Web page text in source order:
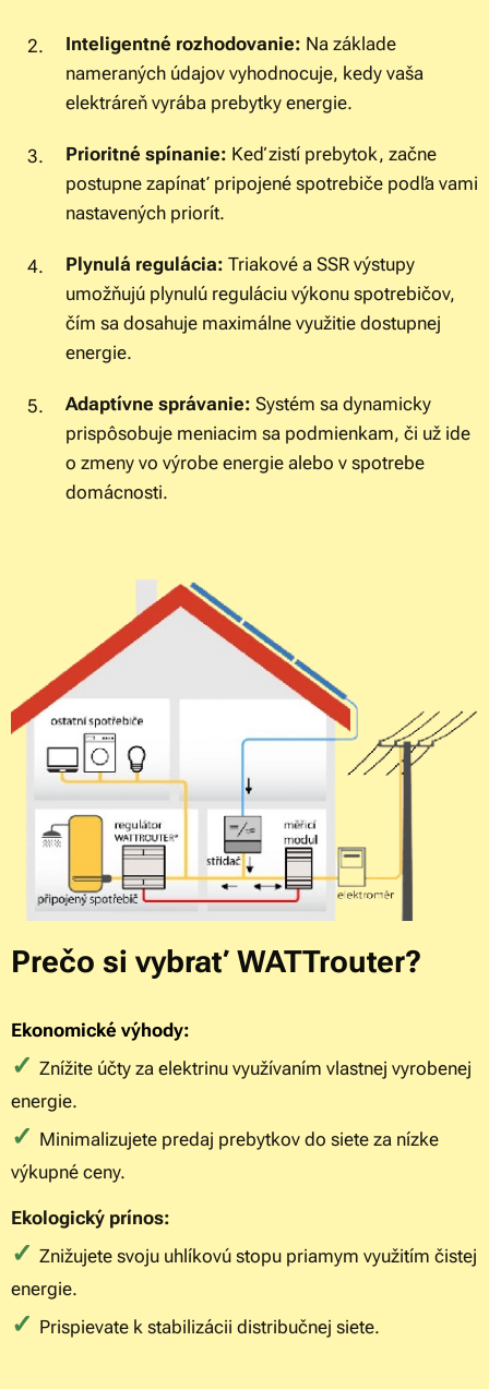
Inteligentné rozhodovanie: Na základe
nameraných údajov vyhodnocuje, kedy vaša
elektráreň vyrába prebytky energie.
Prioritné spínanie: Keď zistí prebytok, začne
postupne zapínať pripojené spotrebiče podľa vami
nastavených priorít.
Plynulá regulácia: Triakové a SSR výstupy
umožňujú plynulú reguláciu výkonu spotrebičov,
čím sa dosahuje maximálne využitie dostupnej
energie.
Adaptívne správanie: Systém sa dynamicky
prispôsobuje meniacim sa podmienkam, či už ide
o zmeny vo výrobe energie alebo v spotrebe
domácnosti.
Prečo si vybrať WATTrouter?
Ekonomické výhody:
✓ Znížite účty za elektrinu využívaním vlastnej vyrobenej
energie.
✓ Minimalizujete predaj prebytkov do siete za nízke
výkupné ceny.
Ekologický prínos:
✓ Znižujete svoju uhlíkovú stopu priamym využitím čistej
energie.
✓ Prispievate k stabilizácii distribučnej siete.